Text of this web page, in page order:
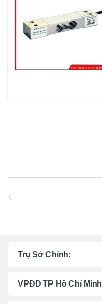
Trụ Sở Chính:
VPĐD TP Hồ Chí Minh